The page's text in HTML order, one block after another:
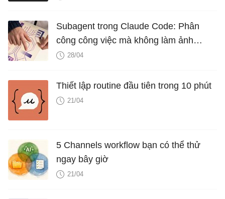
Subagent trong Claude Code: Phân
công công việc mà không làm ảnh
hưởng đến bối cảnh của bạn
28/04
Thiết lập routine đầu tiên trong 10 phút
21/04
5 Channels workflow bạn có thể thử
ngay bây giờ
21/04